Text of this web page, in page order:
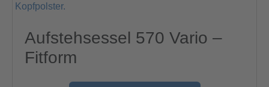
Aufstehsessel 570 Vario –
Fitform